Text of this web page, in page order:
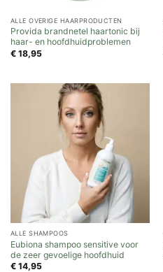
ALLE OVERIGE HAARPRODUCTEN
Provida brandnetel haartonic bij
haar- en hoofdhuidproblemen
€18,95
ALLE SHAMPOOS
Eubiona shampoo sensitive voor
de zeer gevoelige hoofdhuid
€14,95